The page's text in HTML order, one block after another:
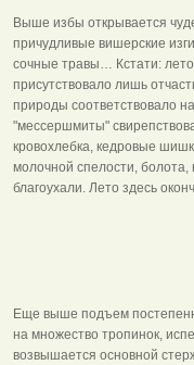
Выше избы открывается
причудливые вишерские
сочные травы… Кстати: лето
присутствовало лишь
природы соответствовало
"мессершмиты"
кровохлебка, кедровые
молочной спелости, болота,
благоухали. Лето здесь
(вид с
Еще выше подъем
на множество тропинок,
возвышается основной